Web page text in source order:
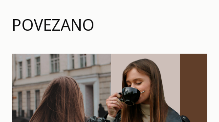
POVEZANO